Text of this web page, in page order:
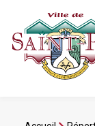
contenu